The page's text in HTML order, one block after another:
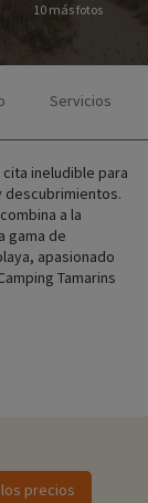
10 más fotos
Servicios
cita ineludible para
descubrimientos.
a la
gama de
apasionado
Tamarins
chorros de
agosto gracias
menos
precios